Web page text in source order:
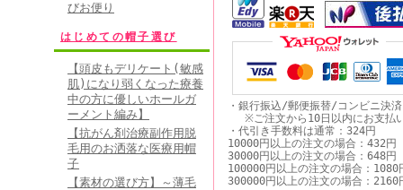
びお便り
はじめての帽子選び
【頭皮もデリケート(敏感
肌)になり弱くなった療養
中の方に優しいホールガ
ーメント編み】
【抗がん剤治療副作用脱
毛用のお洒落な医療用帽
子
【素材の選び方】～薄毛
・銀行振込/郵便振替/コンビニ決
※ご注文から10日以内にお支払
・代引き手数料は通常：324円
10000円以上の注文の場合：432円
30000円以上の注文の場合：648円
100000円以上の注文の場合：1080
300000円以上の注文の場合：2160